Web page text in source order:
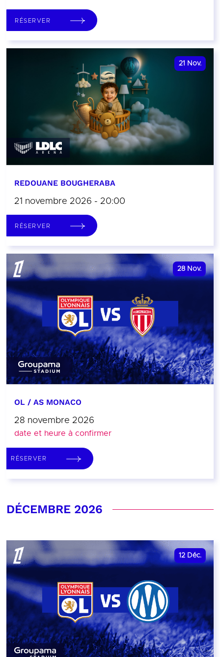
RÉSERVER
21 Nov.
REDOUANE BOUGHERABA
21 novembre 2026 - 20:00
RÉSERVER
28 Nov.
OL / AS MONACO
28 novembre 2026
date et heure à confirmer
RÉSERVER
DÉCEMBRE 2026
12 Déc.